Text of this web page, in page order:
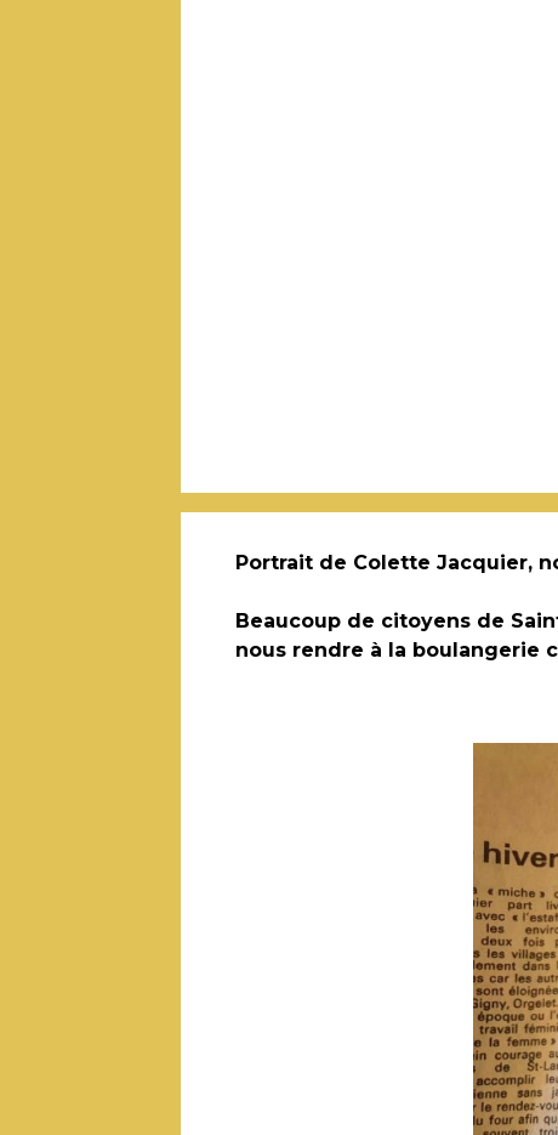
Portrait de Colette Jacquier,
Beaucoup de citoyens de
nous rendre à la boulangerie